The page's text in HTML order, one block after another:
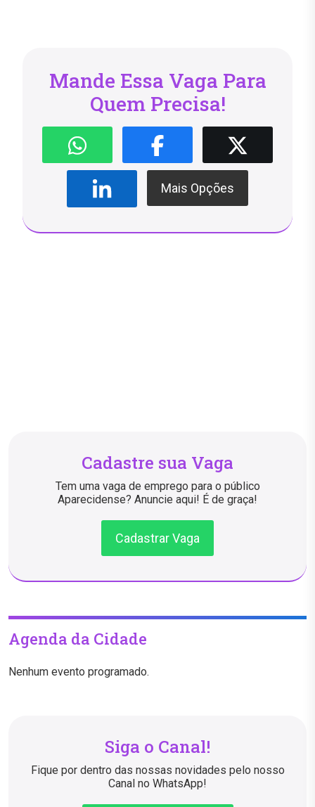
Mande Essa Vaga Para
Quem Precisa!
Mais Opções
Cadastre sua Vaga
Tem uma vaga de emprego para o público
Aparecidense? Anuncie aqui! É de graça!
Cadastrar Vaga
Agenda da Cidade
Nenhum evento programado.
Siga o Canal!
Fique por dentro das nossas novidades pelo nosso
Canal no WhatsApp!